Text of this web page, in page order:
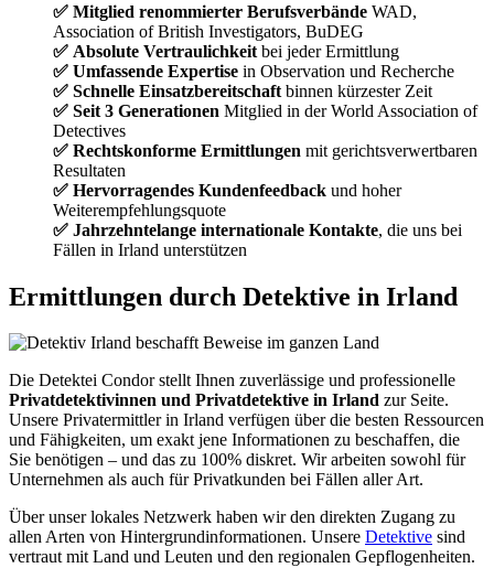
✅ Mitglied renommierter Berufsverbände WAD,
Association of British Investigators, BuDEG
✅ Absolute Vertraulichkeit bei jeder Ermittlung
✅ Umfassende Expertise in Observation und Recherche
✅ Schnelle Einsatzbereitschaft binnen kürzester Zeit
✅ Seit 3 Generationen Mitglied in der World Association of
Detectives
✅ Rechtskonforme Ermittlungen mit gerichtsverwertbaren
Resultaten
✅ Hervorragendes Kundenfeedback und hoher
Weiterempfehlungsquote
✅ Jahrzehntelange internationale Kontakte, die uns bei
Fällen in Irland unterstützen
Ermittlungen durch Detektive in Irland
Die Detektei Condor stellt Ihnen zuverlässige und professionelle
Privatdetektivinnen und Privatdetektive in Irland zur Seite.
Unsere Privatermittler in Irland verfügen über die besten Ressourcen
und Fähigkeiten, um exakt jene Informationen zu beschaffen, die
Sie benötigen – und das zu 100% diskret. Wir arbeiten sowohl für
Unternehmen als auch für Privatkunden bei Fällen aller Art.
Über unser lokales Netzwerk haben wir den direkten Zugang zu
allen Arten von Hintergrundinformationen. Unsere Detektive sind
vertraut mit Land und Leuten und den regionalen Gepflogenheiten.